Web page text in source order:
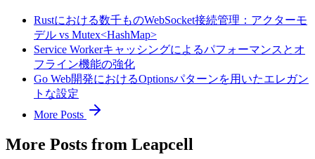
Rustにおける数千ものWebSocket接続管理：アクターモ
デル vs Mutex<HashMap>
Service Workerキャッシングによるパフォーマンスとオ
フライン機能の強化
Go Web開発におけるOptionsパターンを用いたエレガン
トな設定
More Posts
More Posts from Leapcell